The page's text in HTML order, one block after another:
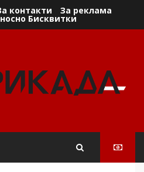
контакти За реклама
Бисквитки